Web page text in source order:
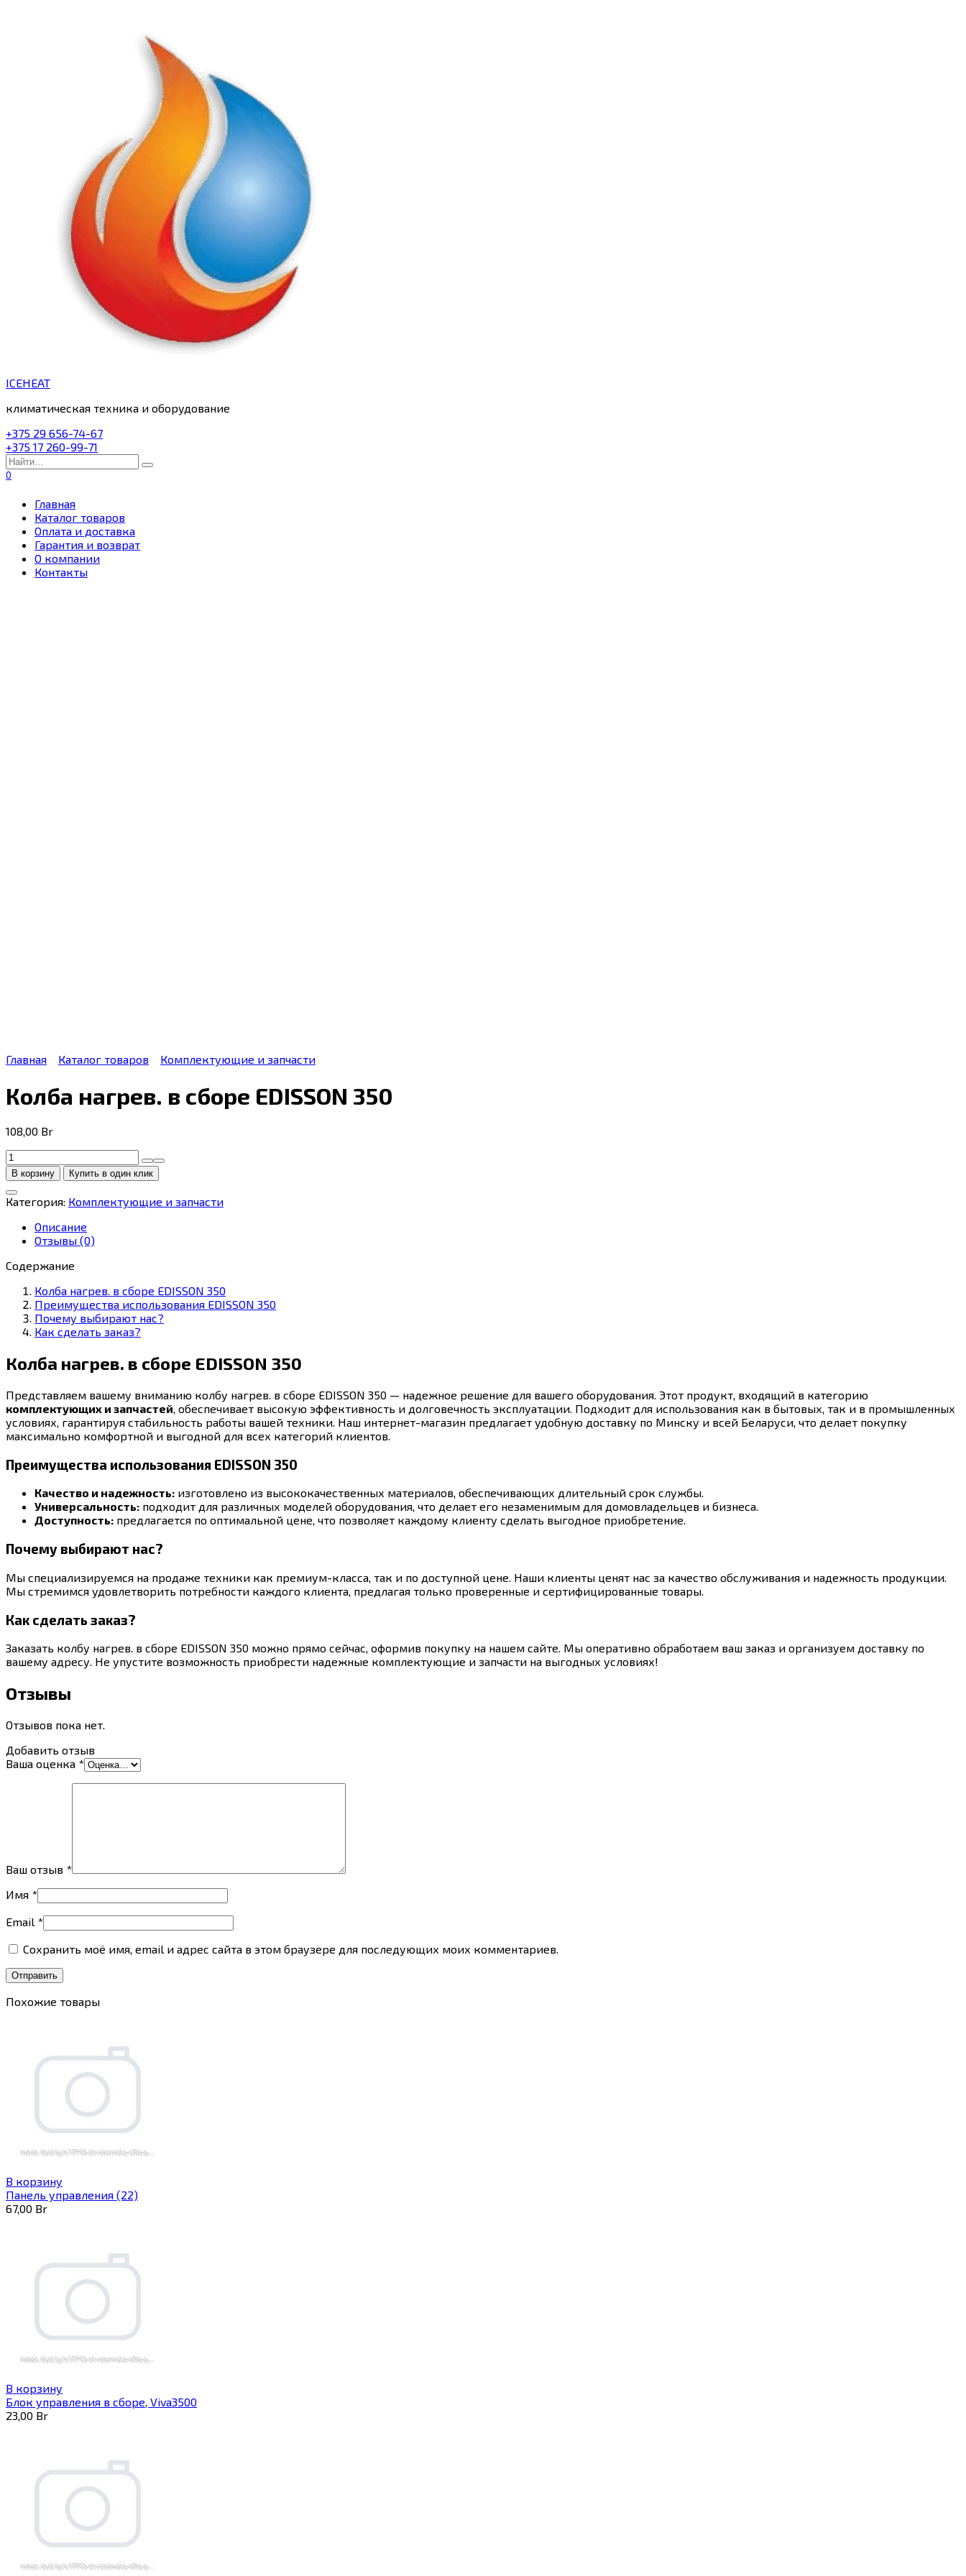
ICEHEAT
климатическая техника и оборудование
+375 29 656-74-67
+375 17 260-99-71
Search
for:
0
Главная
Каталог товаров
Оплата и доставка
Гарантия и возврат
О компании
Контакты
Главная Каталог товаров Комплектующие и запчасти
Колба нагрев. в сборе EDISSON 350
108,00 Br
Количество
товара
Колба
нагрев.
в
сборе
EDISSON
В корзину Купить в один клик
Категория: Комплектующие и запчасти
Описание
Отзывы (0)
Содержание
Колба нагрев. в сборе EDISSON 350
Преимущества использования EDISSON 350
Почему выбирают нас?
Как сделать заказ?
Колба нагрев. в сборе EDISSON 350
Представляем вашему вниманию колбу нагрев. в сборе EDISSON 350 — надежное решение для вашего оборудования. Этот продукт, входящий в категорию
комплектующих и запчастей, обеспечивает высокую эффективность и долговечность эксплуатации. Подходит для использования как в бытовых, так и в промышленных
условиях, гарантируя стабильность работы вашей техники. Наш интернет-магазин предлагает удобную доставку по Минску и всей Беларуси, что делает покупку
максимально комфортной и выгодной для всех категорий клиентов.
Преимущества использования EDISSON 350
Качество и надежность: изготовлено из высококачественных материалов, обеспечивающих длительный срок службы.
Универсальность: подходит для различных моделей оборудования, что делает его незаменимым для домовладельцев и бизнеса.
Доступность: предлагается по оптимальной цене, что позволяет каждому клиенту сделать выгодное приобретение.
Почему выбирают нас?
Мы специализируемся на продаже техники как премиум-класса, так и по доступной цене. Наши клиенты ценят нас за качество обслуживания и надежность продукции.
Мы стремимся удовлетворить потребности каждого клиента, предлагая только проверенные и сертифицированные товары.
Как сделать заказ?
Заказать колбу нагрев. в сборе EDISSON 350 можно прямо сейчас, оформив покупку на нашем сайте. Мы оперативно обработаем ваш заказ и организуем доставку по
вашему адресу. Не упустите возможность приобрести надежные комплектующие и запчасти на выгодных условиях!
Отзывы
Отзывов пока нет.
Добавить отзыв
Ваша оценка *
Ваш отзыв *
Имя *
Email *
Сохранить моё имя, email и адрес сайта в этом браузере для последующих моих комментариев.
Похожие товары
В корзину
Панель управления (22)
67,00 Br
В корзину
Блок управления в сборе, Viva3500
23,00 Br